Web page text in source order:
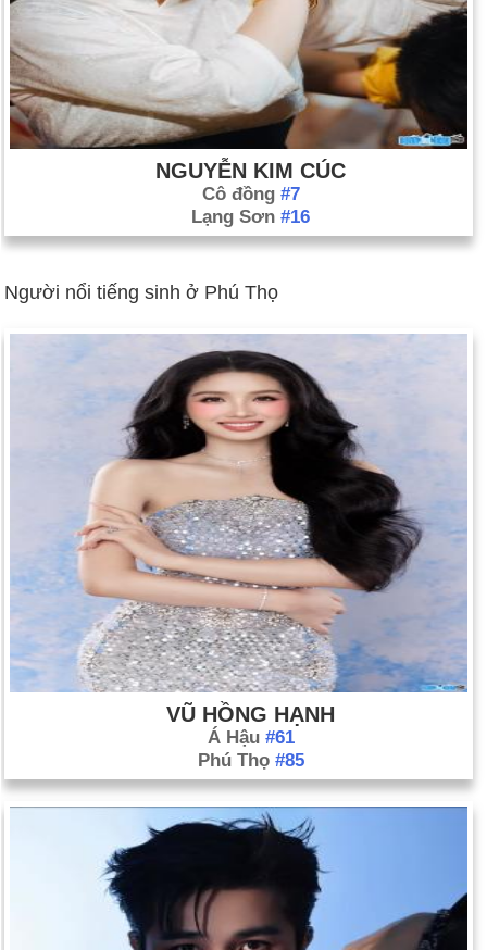
NGUYỄN KIM CÚC
Cô đồng #7
Lạng Sơn #16
Người nổi tiếng sinh ở Phú Thọ
VŨ HỒNG HẠNH
Á Hậu #61
Phú Thọ #85